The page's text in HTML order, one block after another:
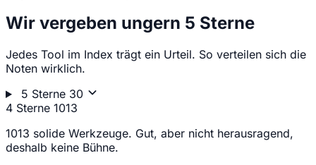
Wir vergeben ungern 5 Sterne
Jedes Tool im Index trägt ein Urteil. So verteilen sich die
Noten wirklich.
5 Sterne 30
4 Sterne 1013
1013 solide Werkzeuge. Gut, aber nicht herausragend,
deshalb keine Bühne.